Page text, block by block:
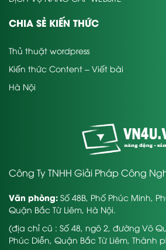
CHIA SẺ KIẾN THỨC
Thủ thuật wordpress
Kiến thức Content – Viết bài
Hà Nội
Công Ty TNHH Giải Pháp Công
Văn phòng: Số 48B, Phố Phúc Minh,
Quận Bắc Từ Liêm, Hà Nội.
(địa chỉ cũ : Số 48, ngõ 2, đường Võ
Phúc Diễn, Quận Bắc Từ Liêm, Thành